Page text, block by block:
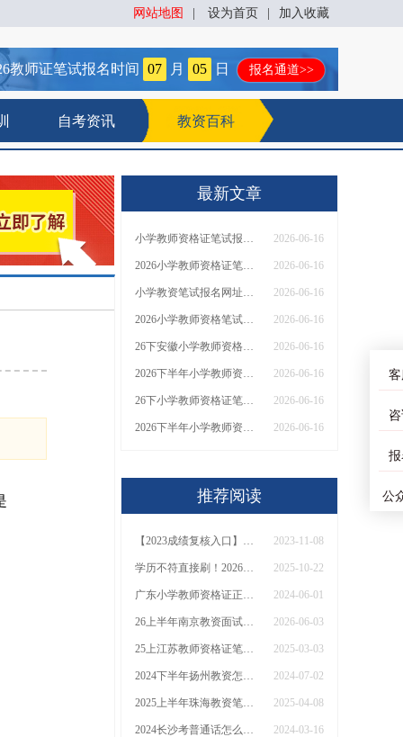
网站地图 设为首页 加入收藏
教师证笔试报名时间 07 月 05 日 报名通道>>
自考资讯 教资百科
最新文章
小学教师资格证笔试报名页面在哪里找 网址是什么？ 2026-06-16
2026小学教师资格证笔试报名网址在哪里查 新生怎么报 2026-06-16
小学教资笔试报名网址在哪里找 怎么报名 2026-06-16
2026小学教师资格笔试报名网址在哪里看 几月几日报名 2026-06-16
26下安徽小学教师资格证应该怎么报考 报名入口是？ 2026-06-16
2026下半年小学教师资格证笔试报考条件要求 2026-06-16
26下小学教师资格证笔试报名有哪些条件与限制？考哪些科目？ 2026-06-16
2026下半年小学教师资格证笔试报考条件是什么？官网入口是什么？ 2026-06-16
推荐阅读
【2023成绩复核入口】苏州教资考了69分不甘心要去复核吗 2023-11-08
学历不符直接刷！2026年考幼师证最低学历要求一览，看你符合吗？ 2025-10-22
广东小学教师资格证正规官网入口2024 2024-06-01
26上半年南京教资面试成绩于6月12日公布！ 2026-06-03
25上江苏教师资格证笔试定在3月8日！考试须知一览 2025-03-03
2024下半年扬州教资怎么网上报名（保姆级教程） 2024-07-02
2025上半年珠海教资笔试成绩什么时候出？+快速查分通道 2025-04-08
2024长沙考普通话怎么报名 2024-03-16
公